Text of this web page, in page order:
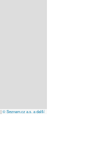
|© Seznam.cz a.s. a další